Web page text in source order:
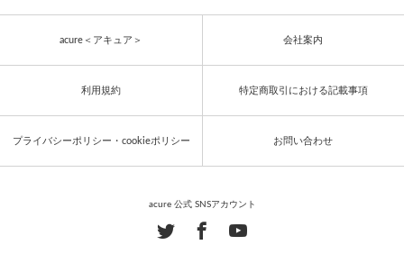
acure＜アキュア＞ 会社案内
利用規約 特定商取引における記載事項
プライバシーポリシー・cookieポリシー お問い合わせ
acure 公式 SNSアカウント